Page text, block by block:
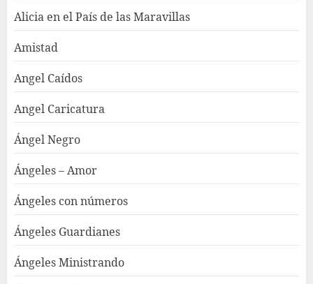
Alicia en el País de las Maravillas
Amistad
Angel Caídos
Angel Caricatura
Ángel Negro
Ángeles – Amor
Ángeles con números
Ángeles Guardianes
Ángeles Ministrando